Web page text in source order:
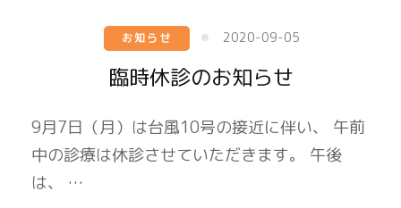
お知らせ 2020-09-05
臨時休診のお知らせ
9月7日（月）は台風10号の接近に伴い、 午前
中の診療は休診させていただきます。 午後
は、 …